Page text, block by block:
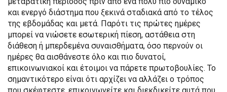
και ενεργό διάστημα που ξεκινά σταδιακά από το τέλος
της εβδομάδας και μετά. Παρότι τις πρώτες ημέρες
μπορεί να νιώσετε εσωτερική πίεση, αστάθεια στη
διάθεση ή μπερδεμένα συναισθήματα, όσο περνούν οι
ημέρες θα αισθάνεστε όλο και πιο δυνατοί,
επικοινωνιακοί και έτοιμοι να πάρετε πρωτοβουλίες. Το
σημαντικότερο είναι ότι αρχίζει να αλλάζει ο τρόπος